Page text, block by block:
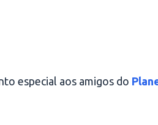
especial aos amigos do